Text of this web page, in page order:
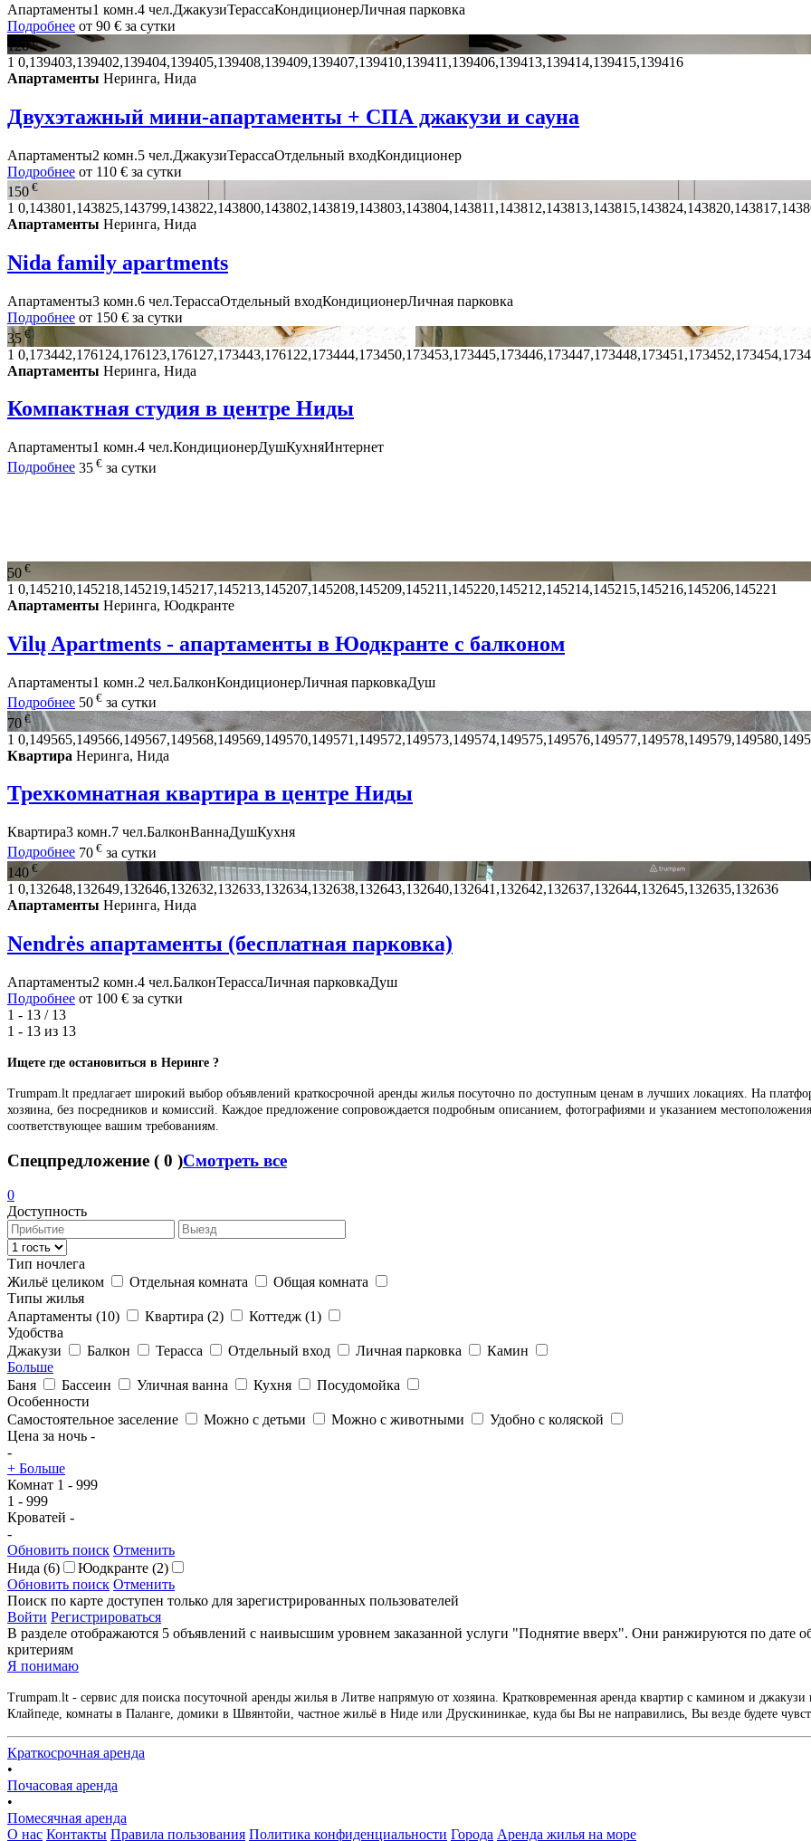
Апартаменты1 комн.4 чел.ДжакузиТерассаКондиционерЛичная парковка
Подробнее от 90 € за сутки
120€
1 0,139403,139402,139404,139405,139408,139409,139407,139410,139411,139406,139413,139414,139415,139416
Апартаменты Неринга, Нида
Двухэтажный мини-апартаменты + СПА джакузи и сауна
Апартаменты2 комн.5 чел.ДжакузиТерассаОтдельный входКондиционер
Подробнее от 110 € за сутки
150 €
1
Апартаменты Неринга, Нида
Nida family apartments
Апартаменты3 комн.6 чел.ТерассаОтдельный входКондиционерЛичная парковка
Подробнее от 150 € за сутки
35 €
1
Апартаменты Неринга, Нида
Компактная студия в центре Ниды
Апартаменты1 комн.4 чел.КондиционерДушКухняИнтернет
Подробнее 35 € за сутки
50 €
1 0,145210,145218,145219,145217,145213,145207,145208,145209,145211,145220,145212,145214,145215,145216,145206,145221
Апартаменты Неринга, Юодкранте
Vilų Apartments - апартаменты в Юодкранте с балконом
Апартаменты1 комн.2 чел.БалконКондиционерЛичная парковкаДуш
Подробнее 50 € за сутки
70 €
1
Квартира Неринга, Нида
Трехкомнатная квартира в центре Ниды
Квартира3 комн.7 чел.БалконВаннаДушКухня
Подробнее 70 € за сутки
140 €
1 0,132648,132649,132646,132632,132633,132634,132638,132643,132640,132641,132642,132637,132644,132645,132635,132636
Апартаменты Неринга, Нида
Nendrės апартаменты (бесплатная парковка)
Апартаменты2 комн.4 чел.БалконТерассаЛичная парковкаДуш
Подробнее от 100 € за сутки
1 - 13 / 13
1 - 13 из 13
Ищете где остановиться в Неринге ?
Trumpam.lt предлагает широкий выбор объявлений краткосрочной аренды жилья посуточно по доступным ценам в лучших локациях. На
хозяина, без посредников и комиссий. Каждое предложение сопровождается подробным описанием, фотографиями и указанием
соответствующее вашим требованиям.
Спецпредложение ( 0 )Смотреть все
0
Доступность
Тип ночлега
Жильё целиком
Отдельная комната
Общая комната
Типы жилья
Апартаменты (10) Квартира (2) Коттедж (1)
Удобства
Джакузи
Балкон Терасса Отдельный вход Личная парковка
Камин
Больше
Баня
Бассеин Уличная ванна Кухня
Посудомойка
Особенности
Самостоятельное заселение
Можно с детьми Можно с животными
Удобно с коляской
Цена за ночь -
-
+ Больше
Комнат 1 - 999
1 - 999
Кроватей -
-
Обновить поиск Отменить
Нида (6) Юодкранте (2)
Обновить поиск Отменить
Поиск по карте доступен только для зарегистрированных пользователей
Войти Регистрироваться
В разделе отображаются 5 объявлений с наивысшим уровнем заказанной услуги "Поднятие вверх". Они ранжируются по дате
критериям
Я понимаю
Trumpam.lt - сервис для поиска посуточной аренды жилья в Литве напрямую от хозяина. Кратковременная аренда квартир с камином и
Клайпеде, комнаты в Паланге, домики в Швянтойи, частное жильё в Ниде или Друскининкае, куда бы Вы не направились, Вы везде будете
Краткосрочная аренда
•
Почасовая аренда
•
Помесячная аренда
О нас Контакты Правила пользования Политика конфиденциальности Города Аренда жилья на море